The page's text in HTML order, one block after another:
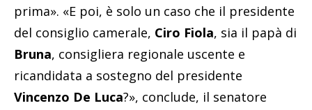
prima». «E poi, è solo un caso che il presidente
del consiglio camerale, Ciro Fiola, sia il papà di
Bruna, consigliera regionale uscente e
ricandidata a sostegno del presidente
Vincenzo De Luca?», conclude, il senatore